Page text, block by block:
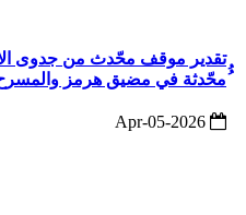
تقدير موقف محّدث من جدوى
ُُمحّدثة في مضيق هرمز والمسرح